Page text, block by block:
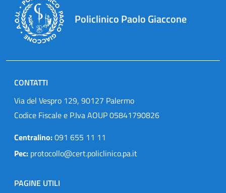
Policlinico Paolo Giaccone
CONTATTI
Via del Vespro 129, 90127 Palermo
Codice Fiscale e P.Iva AOUP 05841790826
Centralino:091 655 11 11
Pec: protocollo@cert.policlinico.pa.it
PAGINE UTILI